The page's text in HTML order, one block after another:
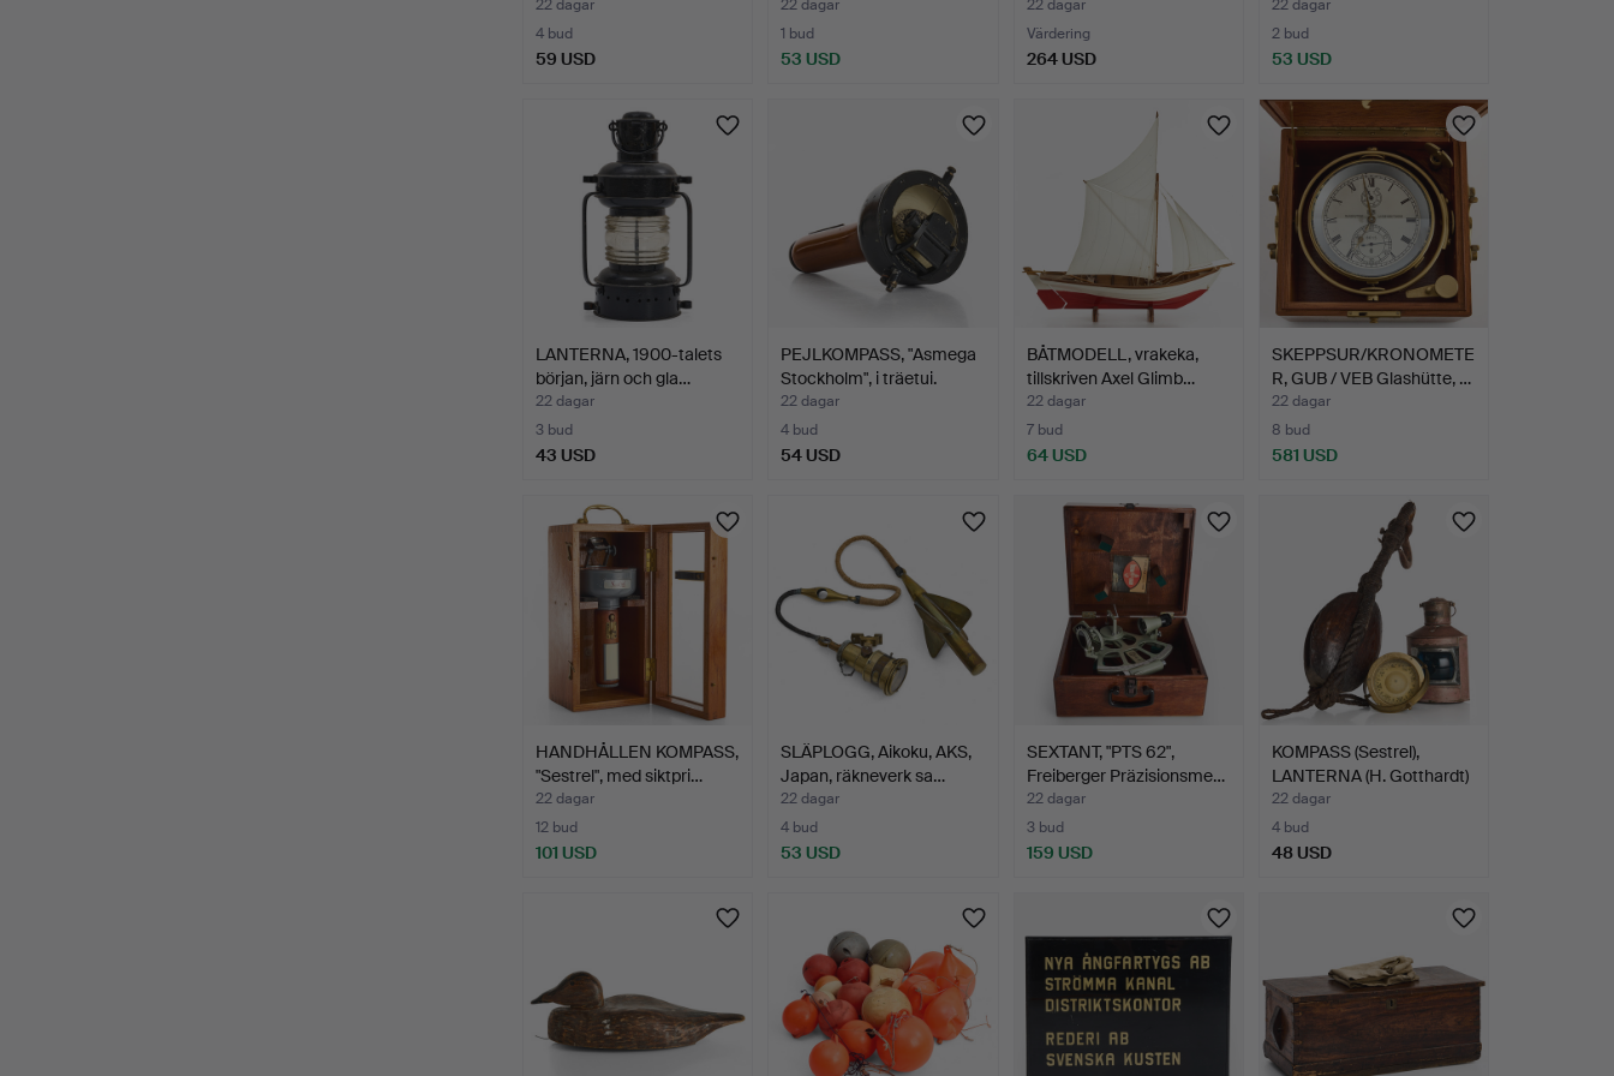
t…
22 dagar
4 bud
59 USD
22 dagar
1 bud
53 USD
22 dagar
Värdering
264 USD
22 dagar
2 bud
53 USD
LANTERNA, 1900-talets
början, järn och gla…
22 dagar
3 bud
43 USD
PEJLKOMPASS, "Asmega
Stockholm", i träetui.
22 dagar
4 bud
54 USD
BÅTMODELL, vrakeka,
tillskriven Axel Glimb…
22 dagar
7 bud
64 USD
SKEPPSUR/KRONOMETE
R, GUB / VEB Glashütte, …
22 dagar
8 bud
581 USD
HANDHÅLLEN KOMPASS,
"Sestrel", med siktpri…
22 dagar
12 bud
101 USD
SLÄPLOGG, Aikoku, AKS,
Japan, räkneverk sa…
22 dagar
4 bud
53 USD
SEXTANT, "PTS 62",
Freiberger Präzisionsme…
22 dagar
3 bud
159 USD
KOMPASS (Sestrel),
LANTERNA (H. Gotthardt)
…
22 dagar
4 bud
48 USD